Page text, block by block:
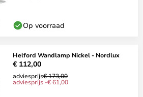
Op voorraad
Helford Wandlamp Nickel - Nordlux
€ 112,00
adviesprijs€ 173,00
adviesprijs -€ 61,00